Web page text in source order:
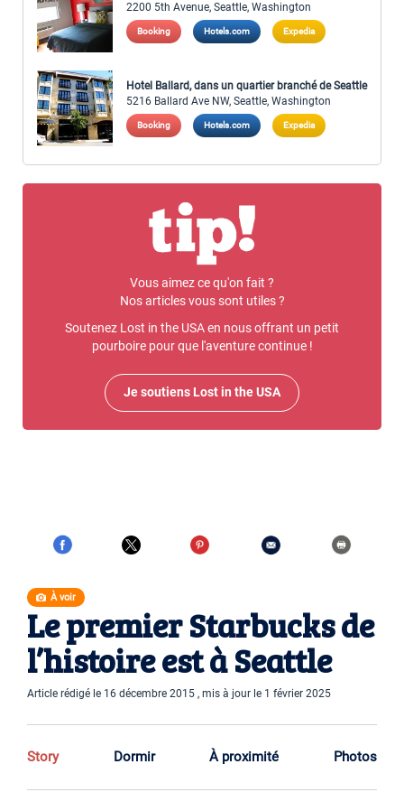
À voir
Le premier Starbucks de
l’histoire est à Seattle
Article rédigé le 16 décembre 2015 , mis à jour le 1 février 2025
Story Dormir À proximité Photos
2200 5th Avenue, Seattle, Washington
Booking Hotels.com Expedia
Hotel Ballard, dans un quartier branché de Seattle
5216 Ballard Ave NW, Seattle, Washington
Booking Hotels.com Expedia
Vous aimez ce qu'on fait ?
Nos articles vous sont utiles ?
Soutenez Lost in the USA en nous offrant un petit
pourboire pour que l'aventure continue !
Je soutiens Lost in the USA